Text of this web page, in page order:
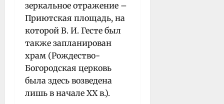
зеркальное отражение –
Приютская площадь, на
которой В. И. Гесте был
также запланирован
храм (Рождество-
Богородская церковь
была здесь возведена
лишь в начале XX в.).